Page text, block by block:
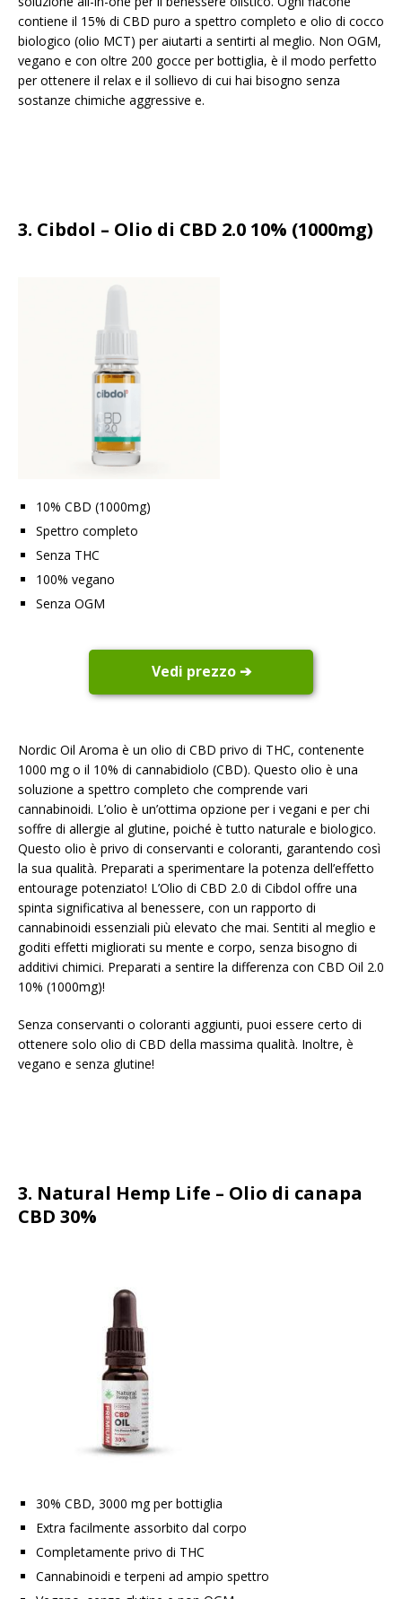
contiene il 15% di CBD puro a spettro completo e olio di cocco
biologico (olio MCT) per aiutarti a sentirti al meglio. Non OGM,
vegano e con oltre 200 gocce per bottiglia, è il modo perfetto
per ottenere il relax e il sollievo di cui hai bisogno senza
sostanze chimiche aggressive e.
3. Cibdol – Olio di CBD 2.0 10% (1000mg)
10% CBD (1000mg)
Spettro completo
Senza THC
100% vegano
Senza OGM
Vedi prezzo ➔
Nordic Oil Aroma è un olio di CBD privo di THC, contenente
1000 mg o il 10% di cannabidiolo (CBD). Questo olio è una
soluzione a spettro completo che comprende vari
cannabinoidi. L’olio è un’ottima opzione per i vegani e per chi
soffre di allergie al glutine, poiché è tutto naturale e biologico.
Questo olio è privo di conservanti e coloranti, garantendo così
la sua qualità. Preparati a sperimentare la potenza dell’effetto
entourage potenziato! L’Olio di CBD 2.0 di Cibdol offre una
spinta significativa al benessere, con un rapporto di
cannabinoidi essenziali più elevato che mai. Sentiti al meglio e
goditi effetti migliorati su mente e corpo, senza bisogno di
additivi chimici. Preparati a sentire la differenza con CBD Oil 2.0
10% (1000mg)!
Senza conservanti o coloranti aggiunti, puoi essere certo di
ottenere solo olio di CBD della massima qualità. Inoltre, è
vegano e senza glutine!
3. Natural Hemp Life – Olio di canapa
CBD 30%
30% CBD, 3000 mg per bottiglia
Extra facilmente assorbito dal corpo
Completamente privo di THC
Cannabinoidi e terpeni ad ampio spettro